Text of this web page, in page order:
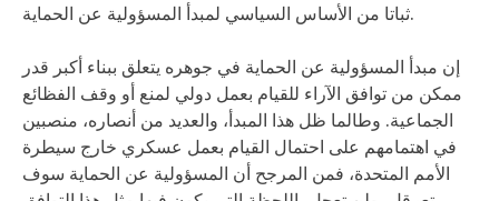
ثباتا من الأساس السياسي لمبدأ المسؤولية عن الحماية.
إن مبدأ المسؤولية عن الحماية في جوهره يتعلق ببناء أكبر قدر
ممكن من توافق الآراء للقيام بعمل دولي لمنع أو وقف الفظائع
الجماعية. وطالما ظل هذا المبدأ، والعديد من أنصاره، منصبين
في اهتمامهم على احتمال القيام بعمل عسكري خارج سيطرة
الأمم المتحدة، فمن المرجح أن المسؤولية عن الحماية سوف